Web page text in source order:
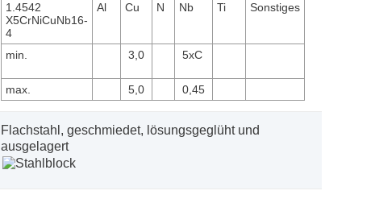
1.4542
X5CrNiCuNb16-
4
Al Cu N Nb Ti Sonstiges
min. 3,0 5xC
max. 5,0 0,45
Flachstahl, geschmiedet, lösungsgeglüht und
ausgelagert